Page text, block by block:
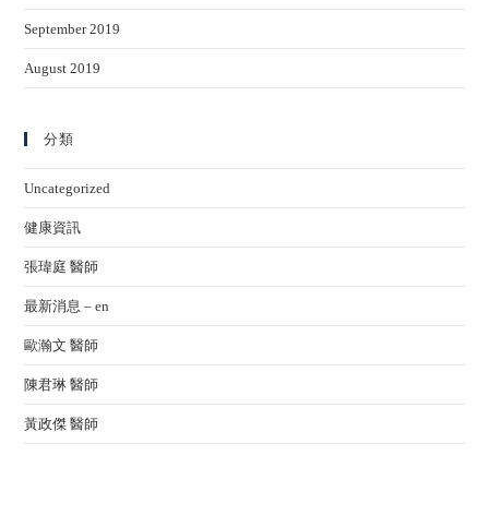
September 2019
August 2019
分類
Uncategorized
健康資訊
張瑋庭 醫師
最新消息 – en
歐瀚文 醫師
陳君琳 醫師
黃政傑 醫師